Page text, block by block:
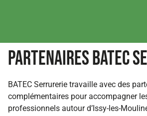
Partenaires BATEC
BATEC Serrurerie travaille avec des
complémentaires pour accompagner
professionnels autour d’Issy-les-